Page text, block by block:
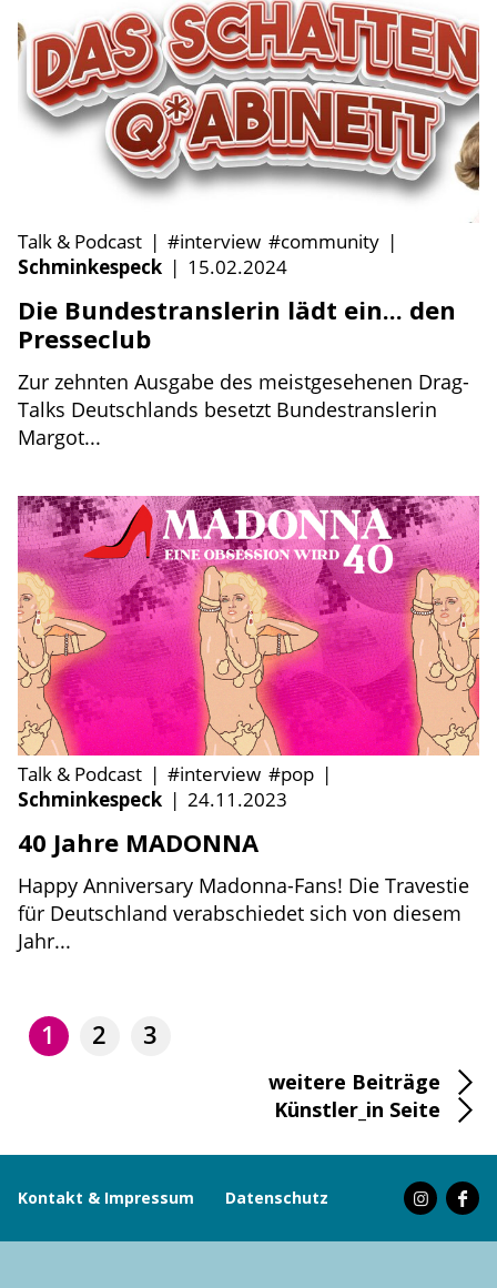
Talk & Podcast | #interview #community |
Schminkespeck | 15.02.2024
Die Bundestranslerin lädt ein... den
Presseclub
Zur zehnten Ausgabe des meistgesehenen Drag-
Talks Deutschlands besetzt Bundestranslerin
Margot...
Talk & Podcast | #interview #pop |
Schminkespeck | 24.11.2023
40 Jahre MADONNA
Happy Anniversary Madonna-Fans! Die Travestie
für Deutschland verabschiedet sich von diesem
Jahr...
1 2 3
weitere Beiträge
Künstler_in Seite
Kontakt & Impressum Datenschutz